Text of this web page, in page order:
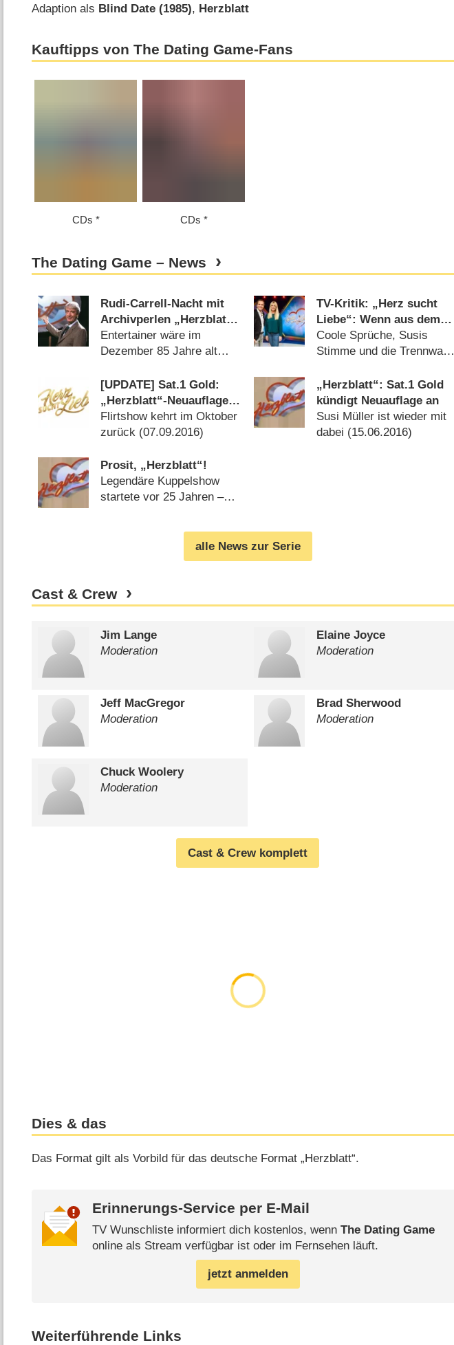
Adaption als Blind Date (1985), Herzblatt
Kauftipps von The Dating Game-Fans
CDs CDs
The Dating Game – News
Rudi-Carrell-Nacht mit
Archivperlen „Herzblatt“
und „Die verflixte 7“
Entertainer wäre im
Dezember 85 Jahre alt
TV-Kritik: „Herz sucht
Liebe“: Wenn aus dem
Herzblatt der Herzbube
wird
Coole Sprüche, Susis
Stimme und die Trennwand
[UPDATE] Sat.1 Gold:
„Herzblatt“-Neuauflage
heißt „Herz sucht Liebe“
Flirtshow kehrt im Oktober
zurück (07.09.2016)
„Herzblatt“: Sat.1 Gold
kündigt Neuauflage an
Susi Müller ist wieder mit
dabei (15.06.2016)
Prosit, „Herzblatt“!
Legendäre Kuppelshow
startete vor 25 Jahren –
alle News zur Serie
Cast & Crew
Jim Lange
Moderation
Elaine Joyce
Moderation
Jeff MacGregor
Moderation
Brad Sherwood
Moderation
Chuck Woolery
Moderation
Cast & Crew komplett
Dies & das
Das Format gilt als Vorbild für das deutsche Format „Herzblatt“.
Erinnerungs-Service per E-Mail
TV Wunschliste informiert dich kostenlos, wenn The Dating Game
online als Stream verfügbar ist oder im Fernsehen läuft.
jetzt anmelden
Weiterführende Links